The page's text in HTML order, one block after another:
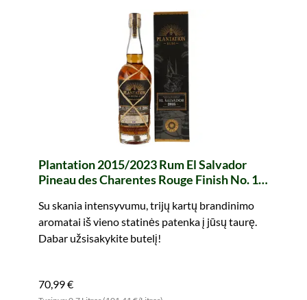
Plantation 2015/2023 Rum El Salvador
Pineau des Charentes Rouge Finish No. 12
Su skania intensyvumu, trijų kartų brandinimo
aromatai iš vieno statinės patenka į jūsų taurę.
Dabar užsisakykite butelį!
70,99 €